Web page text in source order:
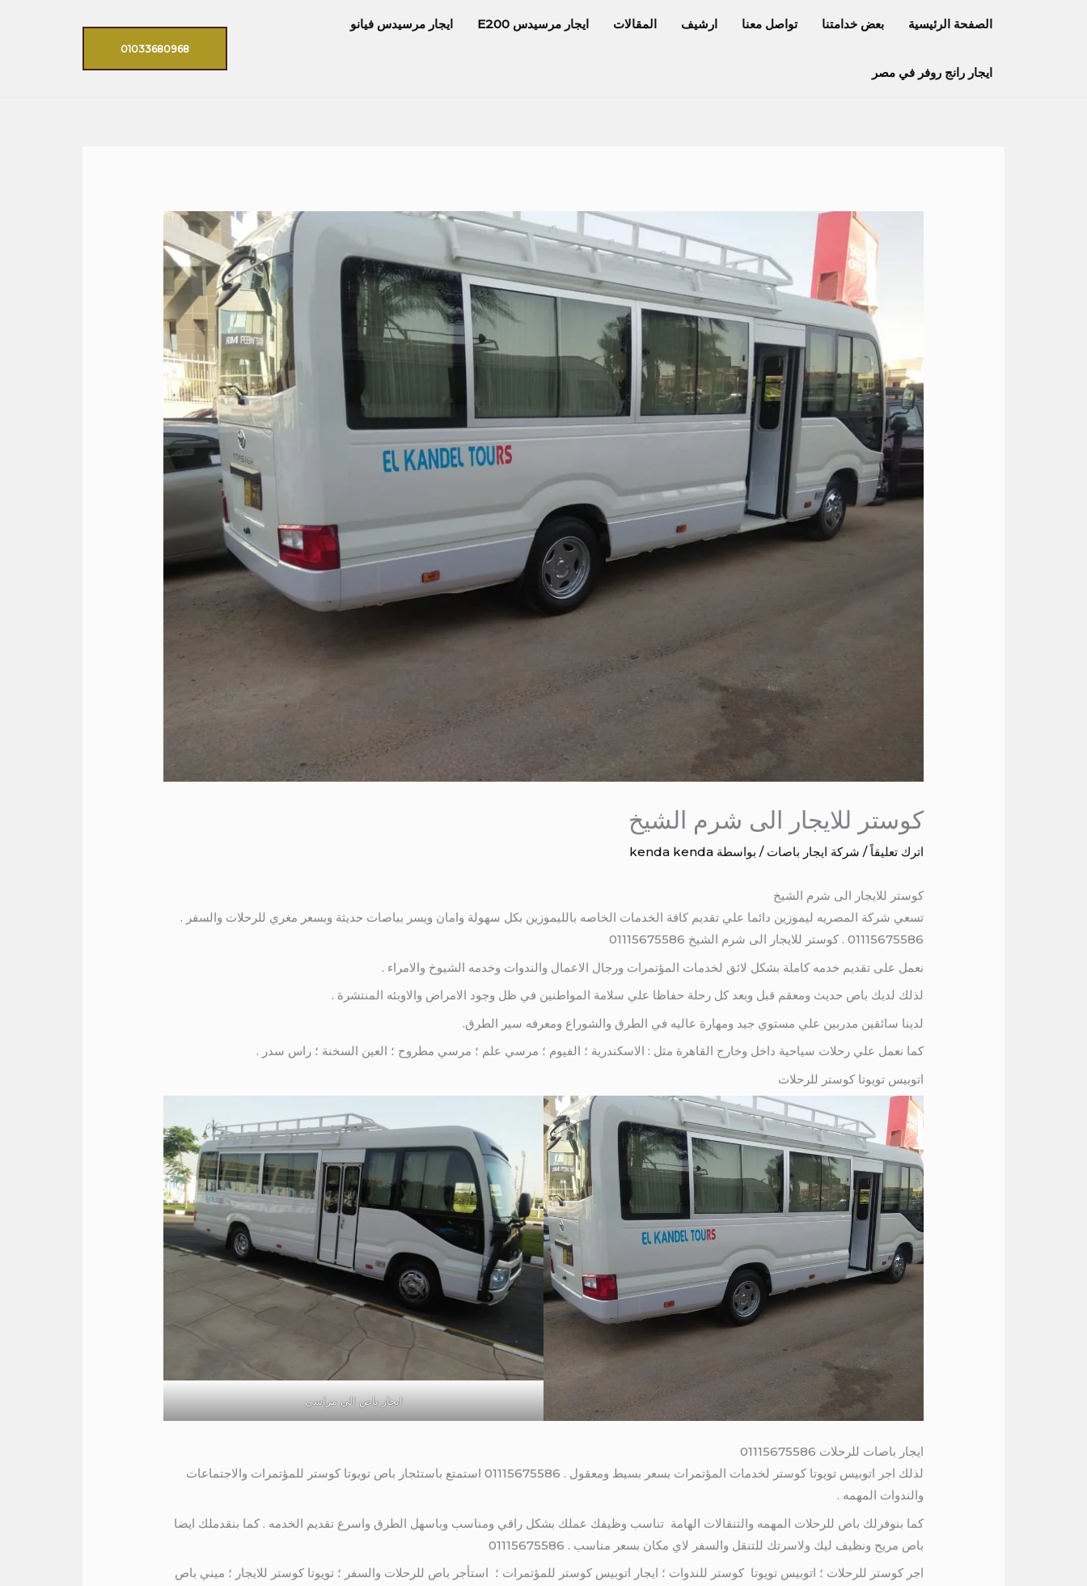
الصفحة الرئيسية بعض خدامتنا تواصل معنا ارشيف المقالات ايجار مرسيدس E200 ايجار مرسيدس فيانو
ايجار رانج روفر في مصر
01033680968
كوستر للايجار الى شرم الشيخ
اترك تعليقاً / شركة ايجار باصات / بواسطة kenda kenda
كوستر للايجار الى شرم الشيخ
تسعي شركة المصريه ليموزين دائما علي تقديم كافة الخدمات الخاصه بالليموزين بكل سهولة وامان ويسر بباصات حديثة وبسعر مغري للرحلات والسفر .
01115675586 . كوستر للايجار الى شرم الشيخ 01115675586
نعمل على تقديم خدمه كاملة بشكل لائق لخدمات المؤتمرات ورجال الاعمال والندوات وخدمه الشيوخ والامراء .
لذلك لديك باص حديث ومعقم قبل وبعد كل رحلة حفاظا علي سلامة المواطنين في ظل وجود الامراض والاوبئه المنتشرة .
لدينا سائقين مدربين علي مستوي جيد ومهارة عاليه في الطرق والشوراع ومعرفه سير الطرق.
كما نعمل علي رحلات سياحية داخل وخارج القاهرة مثل : الاسكندرية ؛ الفيوم ؛ مرسي علم ؛ مرسي مطروح ؛ العين السخنة ؛ راس سدر .
اتوبيس تويوتا كوستر للرحلات
ايجار باص الي مراسي
ايجار باصات للرحلات 01115675586
لذلك اجر اتوبيس تويوتا كوستر لخدمات المؤتمرات بسعر بسيط ومعقول . 01115675586 استمتع باستئجار باص تويوتا كوستر للمؤتمرات والاجتماعات
والندوات المهمه .
كما بنوفرلك باص للرحلات المهمه والتنقالات الهامة تناسب وظيفك عملك بشكل راقي ومناسب وباسهل الطرق واسرع تقديم الخدمه . كما بنقدملك ايضا
باص مريح ونظيف ليك ولاسرتك للتنقل والسفر لاي مكان بسعر مناسب . 01115675586
اجر كوستر للرحلات ؛ اتوبيس تويوتا كوستر للندوات ؛ ايجار اتوبيس كوستر للمؤتمرات ؛ استأجر باص للرحلات والسفر ؛ تويوتا كوستر للايجار ؛ ميني باص